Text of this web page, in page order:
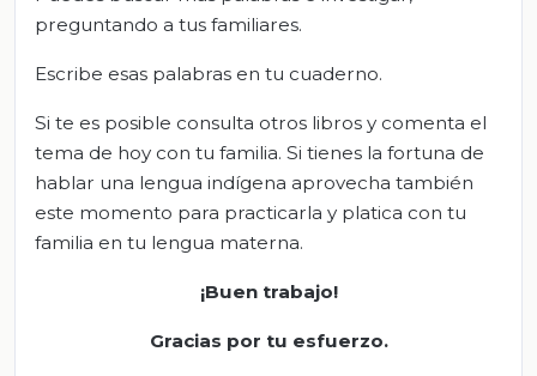
preguntando a tus familiares.
Escribe esas palabras en tu cuaderno.
Si te es posible consulta otros libros y comenta el
tema de hoy con tu familia. Si tienes la fortuna de
hablar una lengua indígena aprovecha también
este momento para practicarla y platica con tu
familia en tu lengua materna.
¡Buen trabajo!
Gracias por tu esfuerzo.